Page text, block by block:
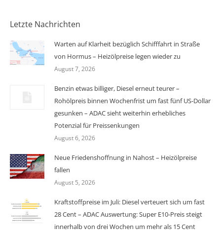
Letzte Nachrichten
Warten auf Klarheit bezüglich Schifffahrt in Straße
von Hormus – Heizölpreise legen wieder zu
August 7, 2026
Benzin etwas billiger, Diesel erneut teurer –
Rohölpreis binnen Wochenfrist um fast fünf US-Dollar
gesunken – ADAC sieht weiterhin erhebliches
Potenzial für Preissenkungen
August 6, 2026
Neue Friedenshoffnung in Nahost – Heizölpreise
fallen
August 5, 2026
Kraftstoffpreise im Juli: Diesel verteuert sich um fast
28 Cent – ADAC Auswertung: Super E10-Preis steigt
innerhalb von drei Wochen um mehr als 15 Cent